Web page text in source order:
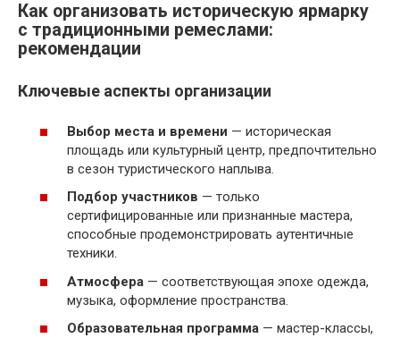
Как организовать историческую ярмарку
с традиционными ремеслами:
рекомендации
Ключевые аспекты организации
Выбор места и времени — историческая
площадь или культурный центр, предпочтительно
в сезон туристического наплыва.
Подбор участников — только
сертифицированные или признанные мастера,
способные продемонстрировать аутентичные
техники.
Атмосфера — соответствующая эпохе одежда,
музыка, оформление пространства.
Образовательная программа — мастер-классы,